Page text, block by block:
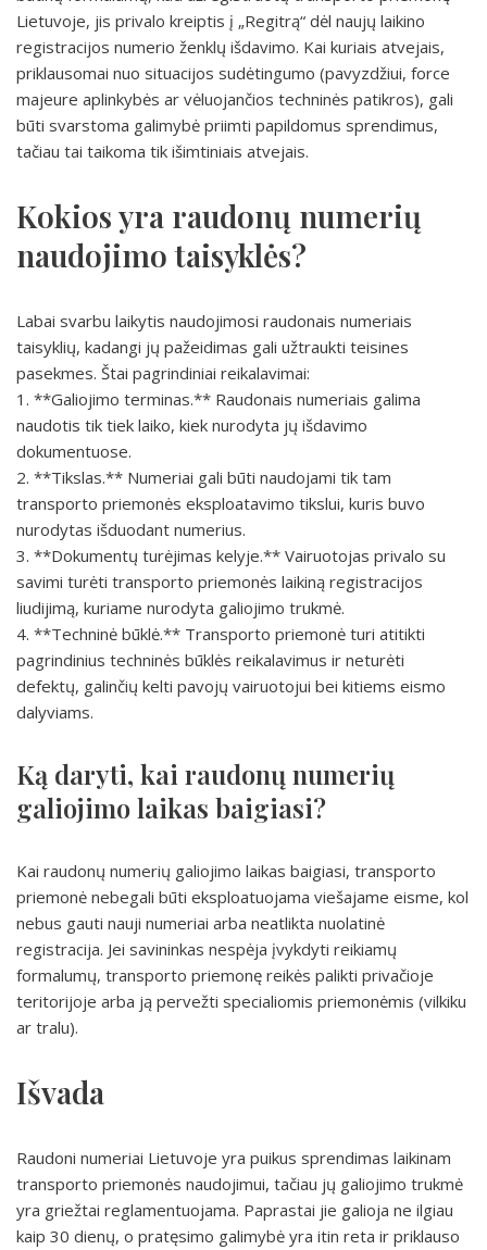
Lietuvoje, jis privalo kreiptis į „Regitrą“ dėl naujų laikino
registracijos numerio ženklų išdavimo. Kai kuriais atvejais,
priklausomai nuo situacijos sudėtingumo (pavyzdžiui, force
majeure aplinkybės ar vėluojančios techninės patikros), gali
būti svarstoma galimybė priimti papildomus sprendimus,
tačiau tai taikoma tik išimtiniais atvejais.
Kokios yra raudonų numerių
naudojimo taisyklės?
Labai svarbu laikytis naudojimosi raudonais numeriais
taisyklių, kadangi jų pažeidimas gali užtraukti teisines
pasekmes. Štai pagrindiniai reikalavimai:
1. **Galiojimo terminas.** Raudonais numeriais galima
naudotis tik tiek laiko, kiek nurodyta jų išdavimo
dokumentuose.
2. **Tikslas.** Numeriai gali būti naudojami tik tam
transporto priemonės eksploatavimo tikslui, kuris buvo
nurodytas išduodant numerius.
3. **Dokumentų turėjimas kelyje.** Vairuotojas privalo su
savimi turėti transporto priemonės laikiną registracijos
liudijimą, kuriame nurodyta galiojimo trukmė.
4. **Techninė būklė.** Transporto priemonė turi atitikti
pagrindinius techninės būklės reikalavimus ir neturėti
defektų, galinčių kelti pavojų vairuotojui bei kitiems eismo
dalyviams.
Ką daryti, kai raudonų numerių
galiojimo laikas baigiasi?
Kai raudonų numerių galiojimo laikas baigiasi, transporto
priemonė nebegali būti eksploatuojama viešajame eisme, kol
nebus gauti nauji numeriai arba neatlikta nuolatinė
registracija. Jei savininkas nespėja įvykdyti reikiamų
formalumų, transporto priemonę reikės palikti privačioje
teritorijoje arba ją pervežti specialiomis priemonėmis (vilkiku
ar tralu).
Išvada
Raudoni numeriai Lietuvoje yra puikus sprendimas laikinam
transporto priemonės naudojimui, tačiau jų galiojimo trukmė
yra griežtai reglamentuojama. Paprastai jie galioja ne ilgiau
kaip 30 dienų, o pratęsimo galimybė yra itin reta ir priklauso